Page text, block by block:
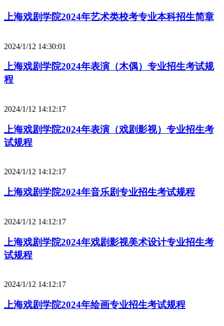
上海戏剧学院2024年艺术类校考专业本科招生简章
2024/1/12 14:30:01
上海戏剧学院2024年表演（木偶）专业招生考试规
程
2024/1/12 14:12:17
上海戏剧学院2024年表演（戏剧影视）专业招生考
试规程
2024/1/12 14:12:17
上海戏剧学院2024年音乐剧专业招生考试规程
2024/1/12 14:12:17
上海戏剧学院2024年戏剧影视美术设计专业招生考
试规程
2024/1/12 14:12:17
上海戏剧学院2024年绘画专业招生考试规程